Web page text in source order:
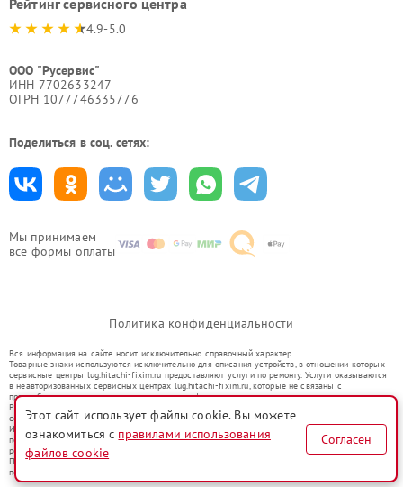
Мы принимаем
все формы оплаты
4.9-5.0
ООО "Русервис"
ИНН 7702633247
ОГРН 1077746335776
Поделиться в соц. сетях:
Политика конфиденциальности
Вся информация на сайте носит исключительно справочный характер.
Товарные знаки используются исключительно для описания устройств, в отношении которых
сервисные центры lug.hitachi-fixim.ru предоставляют услуги по ремонту. Услуги оказываются
в неавторизованных сервисных центрах lug.hitachi-fixim.ru, которые не связаны с
правообладателями товарных знаков или их официальными представителями.
Ремонт осуществляется для устройств, уже введенных в гражданский оборот в соответствии
со статьей 1487 ГК РФ.
Использование товарных знаков не преследует цели индивидуализации услуг или введения
потребителей в заблуждение, а служит для информирования о предоставляемых услугах по
ремонту техники указанных брендов.
Представленная на сайте информация не является публичной офертой, определяемой
положениями Статьи 437(2) Гражданского кодекса РФ
Этот сайт использует файлы cookie. Вы можете
ознакомиться с правилами использования
файлов cookie
Согласен